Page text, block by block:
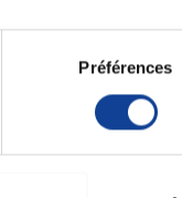
Préférences
Série-X